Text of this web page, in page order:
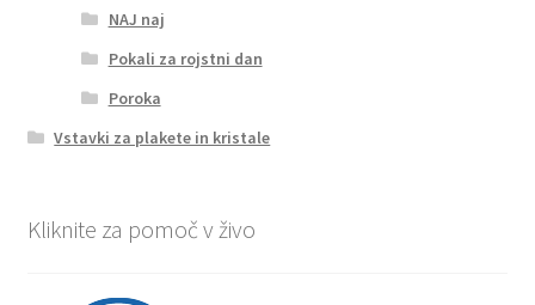
NAJ naj
Pokali za rojstni dan
Poroka
Vstavki za plakete in kristale
Kliknite za pomoč v živo